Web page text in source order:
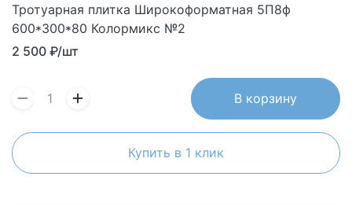
Тротуарная плитка Широкоформатная 5П8ф
600*300*80 Колормикс №2
2 500 ₽/шт
В корзину
Купить в 1 клик